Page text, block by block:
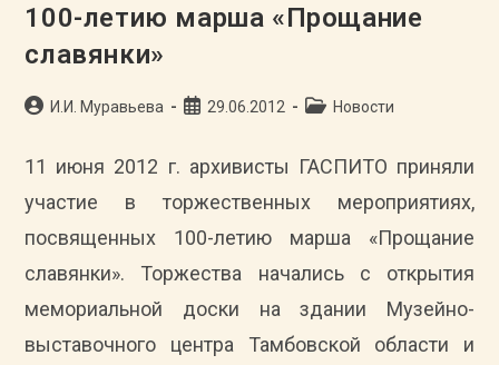
100-летию марша «Прощание
славянки»
АвторИ.И. Муравьева
Запись29.06.2012
РубрикаНовости
11 июня 2012 г. архивисты ГАСПИТО приняли
участие в торжественных мероприятиях,
посвященных 100-летию марша «Прощание
славянки». Торжества начались с открытия
мемориальной доски на здании Музейно-
выставочного центра Тамбовской области и